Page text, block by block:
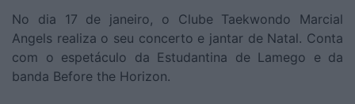
No dia 17 de janeiro, o Clube Taekwondo Marcial
Angels realiza o seu concerto e jantar de Natal. Conta
com o espetáculo da Estudantina de Lamego e da
banda Before the Horizon.